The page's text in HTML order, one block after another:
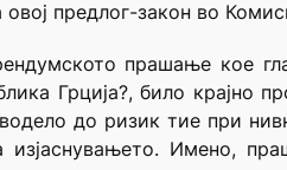
предлог-закон во
прашање кое
Грција?, било крајно
водело до ризик тие при
Имено,